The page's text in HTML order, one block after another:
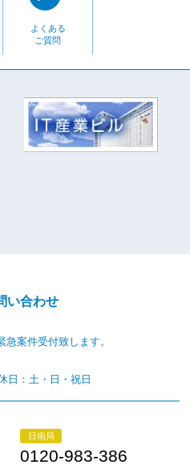
よくある
ご質問
い合わせ
案件受付致します。
日：土・日・祝日
日南局
0120-983-386